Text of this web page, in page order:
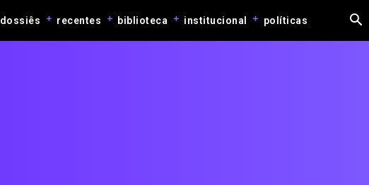
dossiês recentes biblioteca institucional políticas